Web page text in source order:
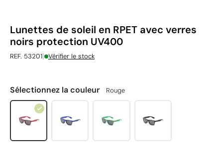
Lunettes de soleil en RPET avec verres
noirs protection UV400
REF. 53201| Vérifier le stock
Sélectionnez la couleur Rouge